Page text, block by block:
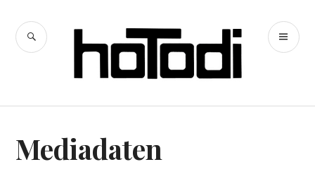
Inhalt
springen
hoTodi
SUCHE
Mediadaten